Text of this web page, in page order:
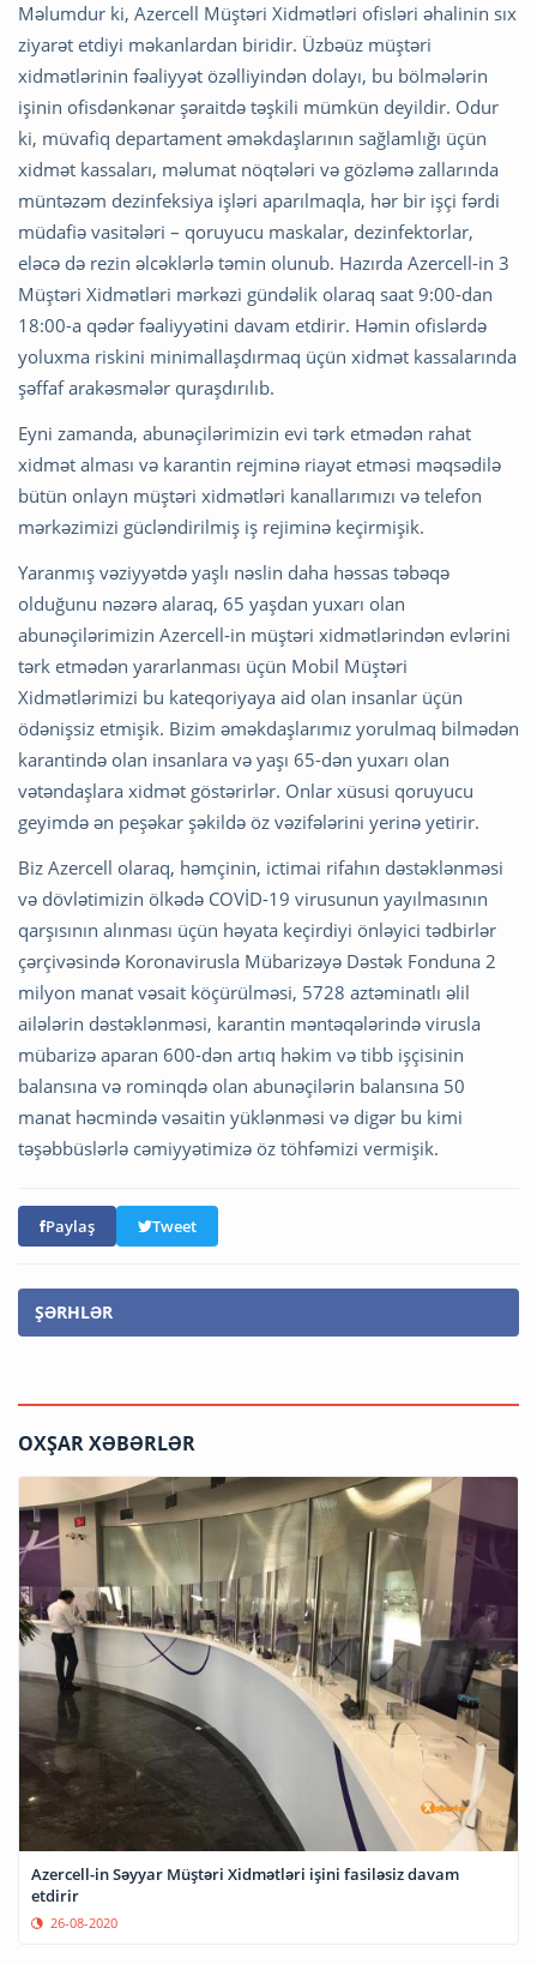
Məlumdur ki, Azercell Müştəri Xidmətləri ofisləri əhalinin sıx
ziyarət etdiyi məkanlardan biridir. Üzbəüz müştəri
xidmətlərinin fəaliyyət özəlliyindən dolayı, bu bölmələrin
işinin ofisdənkənar şəraitdə təşkili mümkün deyildir. Odur
ki, müvafiq departament əməkdaşlarının sağlamlığı üçün
xidmət kassaları, məlumat nöqtələri və gözləmə zallarında
müntəzəm dezinfeksiya işləri aparılmaqla, hər bir işçi fərdi
müdafiə vasitələri – qoruyucu maskalar, dezinfektorlar,
eləcə də rezin əlcəklərlə təmin olunub. Hazırda Azercell-in 3
Müştəri Xidmətləri mərkəzi gündəlik olaraq saat 9:00-dan
18:00-a qədər fəaliyyətini davam etdirir. Həmin ofislərdə
yoluxma riskini minimallaşdırmaq üçün xidmət kassalarında
şəffaf arakəsmələr quraşdırılıb.
Eyni zamanda, abunəçilərimizin evi tərk etmədən rahat
xidmət alması və karantin rejminə riayət etməsi məqsədilə
bütün onlayn müştəri xidmətləri kanallarımızı və telefon
mərkəzimizi gücləndirilmiş iş rejiminə keçirmişik.
Yaranmış vəziyyətdə yaşlı nəslin daha həssas təbəqə
olduğunu nəzərə alaraq, 65 yaşdan yuxarı olan
abunəçilərimizin Azercell-in müştəri xidmətlərindən evlərini
tərk etmədən yararlanması üçün Mobil Müştəri
Xidmətlərimizi bu kateqoriyaya aid olan insanlar üçün
ödənişsiz etmişik. Bizim əməkdaşlarımız yorulmaq bilmədən
karantində olan insanlara və yaşı 65-dən yuxarı olan
vətəndaşlara xidmət göstərirlər. Onlar xüsusi qoruyucu
geyimdə ən peşəkar şəkildə öz vəzifələrini yerinə yetirir.
Biz Azercell olaraq, həmçinin, ictimai rifahın dəstəklənməsi
və dövlətimizin ölkədə COVİD-19 virusunun yayılmasının
qarşısının alınması üçün həyata keçirdiyi önləyici tədbirlər
çərçivəsində Koronavirusla Mübarizəyə Dəstək Fonduna 2
milyon manat vəsait köçürülməsi, 5728 aztəminatlı əlil
ailələrin dəstəklənməsi, karantin məntəqələrində virusla
mübarizə aparan 600-dən artıq həkim və tibb işçisinin
balansına və rominqdə olan abunəçilərin balansına 50
manat həcmində vəsaitin yüklənməsi və digər bu kimi
təşəbbüslərlə cəmiyyətimizə öz töhfəmizi vermişik.
Paylaş Tweet
ŞƏRHLƏR
OXŞAR XƏBƏRLƏR
Azercell-in Səyyar Müştəri Xidmətləri işini fasiləsiz davam
etdirir
26-08-2020